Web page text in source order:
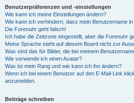
Benutzerpräferenzen und -einstellungen
Wie kann ich meine Einstellungen ändern?
Wie kann ich verhindern, dass mein Benutzername
Die Forenuhr geht falsch!
Ich habe die Zeitzone eingestellt, aber die Forenuhr
Meine Sprache steht auf diesem Board nicht zur
Was sind das für Bilder, die bei meinem
Wie verwende ich einen Avatar?
Was ist mein Rang und wie kann ich ihn ändern?
Wenn ich bei einem Benutzer auf den E-Mail-Link
anzumelden.
Beiträge schreiben